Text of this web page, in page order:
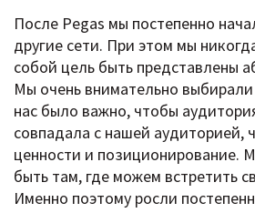
После Pegas мы постепенно
другие сети. При этом мы
собой цель быть представлены
Мы очень внимательно
нас было важно, чтобы
совпадала с нашей аудиторией,
ценности и позиционирование.
быть там, где можем встретить
Именно поэтому росли